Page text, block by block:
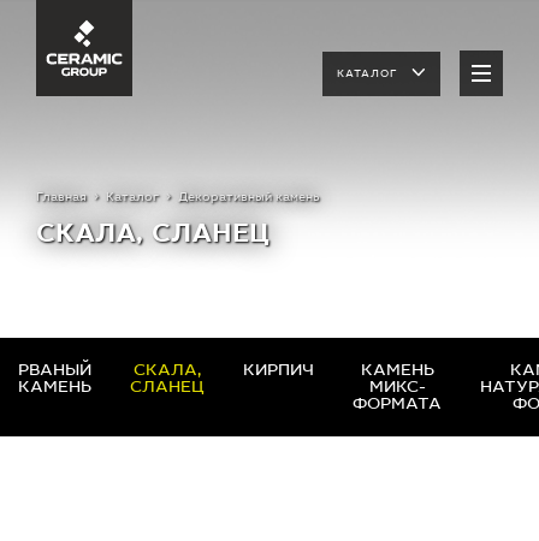
КАТАЛОГ
Главная Каталог Декоративный камень
СКАЛА, СЛАНЕЦ
РВАНЫЙ
КАМЕНЬ
СКАЛА,
СЛАНЕЦ
КИРПИЧ КАМЕНЬ
МИКС-
ФОРМАТА